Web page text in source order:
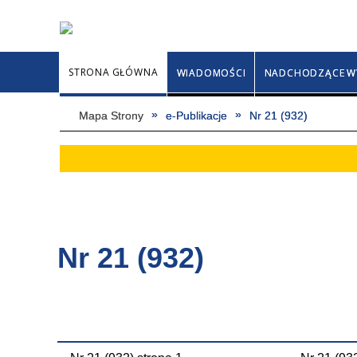
STRONA GŁÓWNA WIADOMOŚCI NADCHODZĄCE
Mapa Strony e-Publikacje Nr 21 (932)
Nr 21 (932)